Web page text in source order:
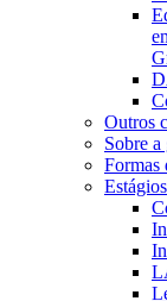
Outros
Sobre a
Formas
Estágios